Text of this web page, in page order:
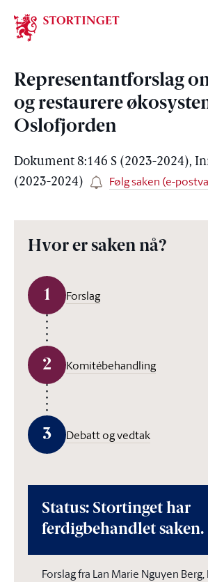
Stortinget.no
Representantforslag
og restaurere
Oslofjorden
Dokument 8:146 S (2023-2024),
(2023-2024)
Følg saken (e-
Hvor er saken nå?
1 Forslag
2 Komitébehandling
3 Debatt og vedtak
Status: Stortinget har
ferdigbehandlet saken.
Forslag fra Lan Marie Nguyen Berg,